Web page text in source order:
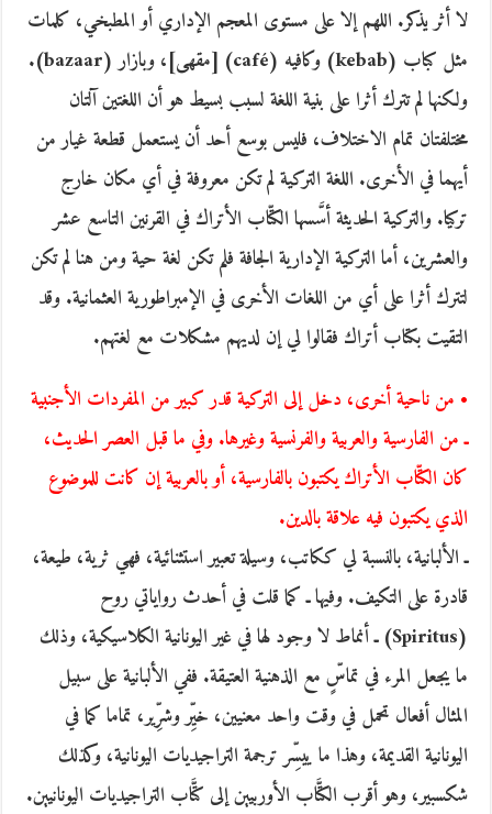
لا أثر يذكر. اللهم إلا على مستوى المعجم الإداري أو المطبخي، كلمات
مثل كباب (kebab) وكافيه (café) [مقهى]، وبازار (bazaar).
ولكنها لم تترك أثرا على بنية اللغة لسبب بسيط هو أن اللغتين آلتان
مختلفتان تمام الاختلاف، فليس بوسع أحد أن يستعمل قطعة غيار من
أيهما في الأخرى. اللغة التركية لم تكن معروفة في أي مكان خارج
تركيا. والتركية الحديثة أسَّسها الكتّاب الأتراك في القرنين التاسع عشر
والعشرين، أما التركية الإدارية الجافة فلم تكن لغة حية ومن هنا لم تكن
لتترك أثرا على أي من اللغات الأخرى في الإمبراطورية العثمانية. وقد
التقيت بكتاب أتراك فقالوا لي إن لديهم مشكلات مع لغتهم.
• من ناحية أخرى، دخل إلى التركية قدر كبير من المفردات الأجنبية
ـ من الفارسية والعربية والفرنسية وغيرها. وفي ما قبل العصر الحديث،
كان الكتّاب الأتراك يكتبون بالفارسية، أو بالعربية إن كانت للموضوع
الذي يكتبون فيه علاقة بالدين.
ـ الألبانية، بالنسبة لي ككاتب، وسيلة تعبير استثنائية، فهي ثرية، طيعة،
قادرة على التكيف. وفيها ـ كما قلت في أحدث رواياتي روح
(Spiritus) ـ أنماط لا وجود لها في غير اليونانية الكلاسيكية، وذلك
ما يجعل المرء في تماسٍّ مع الذهنية العتيقة. ففي الألبانية على سبيل
المثال أفعال تحمل في وقت واحد معنيين، خيِّر وشرِّير، تماما كما في
اليونانية القديمة، وهذا ما ييسِّر ترجمة التراجيديات اليونانية، وكذلك
شكسبير، وهو أقرب الكتَّاب الأوربيين إلى كتَّاب التراجيديات اليونانيين.